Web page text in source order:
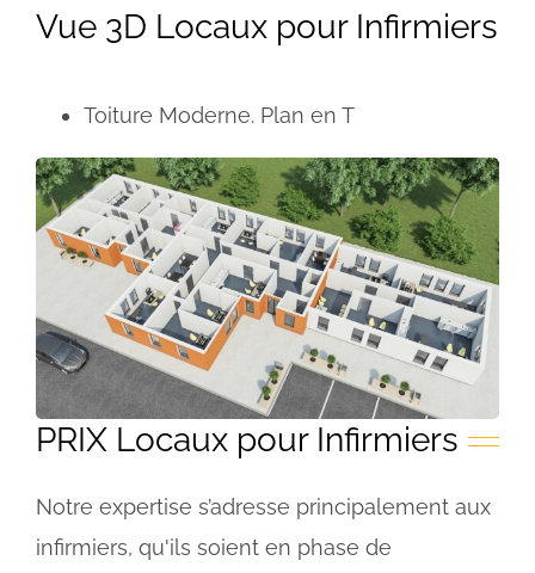
Vue 3D Locaux pour Infirmiers
Toiture Moderne. Plan en T
PRIX Locaux pour Infirmiers
Notre expertise s’adresse principalement aux
infirmiers, qu'ils soient en phase de